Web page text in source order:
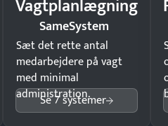
Vagtplanlægning
SameSystem
Sæt det rette antal
medarbejdere på vagt
med minimal
administration.
Se 7 systemer